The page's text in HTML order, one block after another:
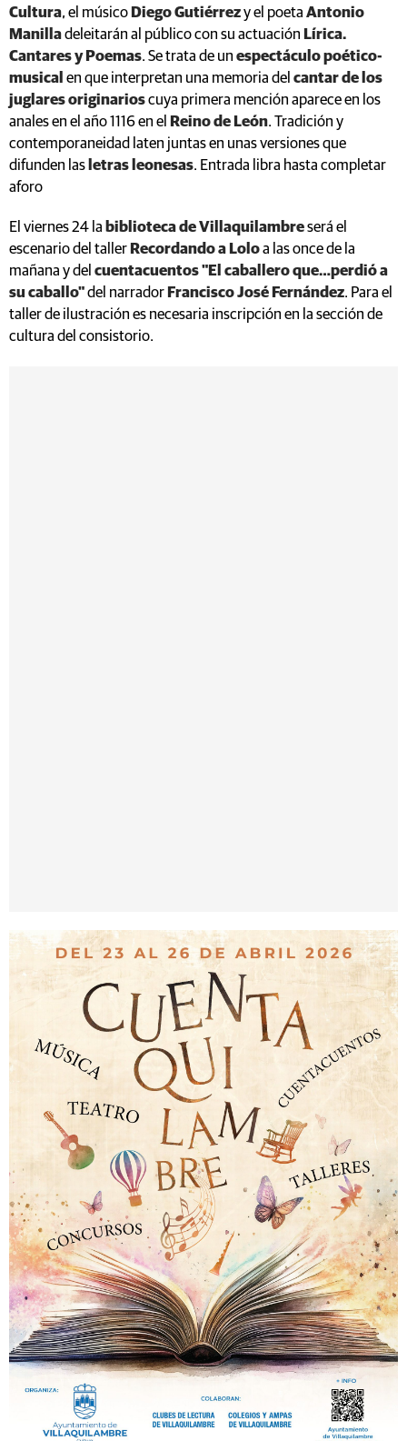
Cultura, el músico Diego Gutiérrezy el poeta Antonio
Manilladeleitarán al público con su actuación Lírica.
Cantares y Poemas. Se trata de un espectáculo poético-
musical en que interpretan una memoria del cantar de los
juglares originarioscuya primera mención aparece en los
anales en el año 1116 en el
Reino de León. Tradición y
contemporaneidad laten juntas en unas versiones que
difunden las letras leonesas. Entrada libra hasta completar
aforo
El viernes 24 la biblioteca de Villaquilambreserá el
escenario del taller Recordando a Loloa las once de la
mañana y del cuentacuentos "El caballero que…perdió a
su caballo"del narrador Francisco José Fernández. Para el
taller de ilustración es necesaria inscripción en la sección de
cultura del consistorio.